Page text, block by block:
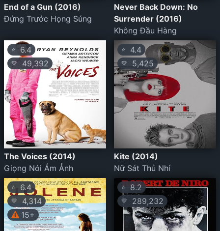
End of a Gun (2016)
Đứng Trước Họng Súng
Never Back Down: No
Surrender (2016)
Không Đầu Hàng
⭐ 6.4
💛 49,392
The Voices (2014)
Giọng Nói Ám Ảnh
⭐ 4.4
💛 5,425
Kite (2014)
Nữ Sát Thủ Nhí
⭐ 6.4
💛
4,314
15+
⭐ 8.2
💛 289,232